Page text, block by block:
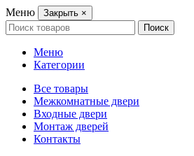
Меню Закрыть ×
Search
for:
Поиск
Меню
Категории
Все товары
Межкомнатные двери
Входные двери
Монтаж дверей
Контакты